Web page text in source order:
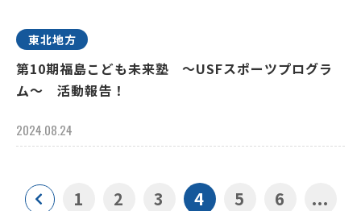
東北地方
第10期福島こども未来塾 ～USFスポーツプログラ
ム～ 活動報告！
2024.08.24
1 2 3 4 5 6
...